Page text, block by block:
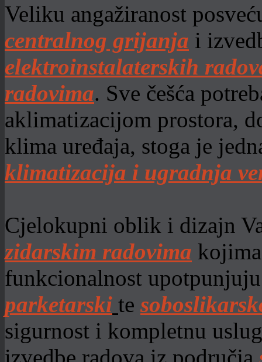
Veliku angažiranost
centralnog grijanja i
elektroinstalaterskih
radovima. Sve češća
aklimatizacijom prostora,
klima uređaja, stoga je
klimatizacija i ugradnja
Cjelokupni oblik i dizajn
zidarskim radovima
funkcionalnost
parketarski te s
sigurnost i kompletnu
izvedbe radova iz područja